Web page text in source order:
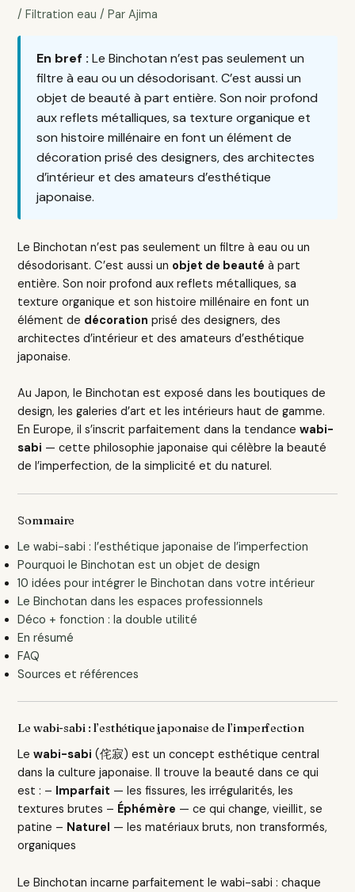
/Filtration eau / ParAjima
En bref : Le Binchotan n’est pas seulement un
filtre à eau ou un désodorisant. C’est aussi un
objet de beauté à part entière. Son noir profond
aux reflets métalliques, sa texture organique et
son histoire millénaire en font un élément de
décoration prisé des designers, des architectes
d’intérieur et des amateurs d’esthétique
japonaise.
Le Binchotan n’est pas seulement un filtre à eau ou un
désodorisant. C’est aussi un objet de beauté à part
entière. Son noir profond aux reflets métalliques, sa
texture organique et son histoire millénaire en font un
élément de décoration prisé des designers, des
architectes d’intérieur et des amateurs d’esthétique
japonaise.
Au Japon, le Binchotan est exposé dans les boutiques de
design, les galeries d’art et les intérieurs haut de gamme.
En Europe, il s’inscrit parfaitement dans la tendancewabi-
sabi — cette philosophie japonaise qui célèbre la beauté
de l’imperfection, de la simplicité et du naturel.
Sommaire
Le wabi-sabi : l’esthétique japonaise de l’imperfection
Pourquoi le Binchotan est un objet de design
10 idées pour intégrer le Binchotan dans votre intérieur
Le Binchotan dans les espaces professionnels
Déco + fonction : la double utilité
En résumé
FAQ
Sources et références
Le wabi-sabi : l’esthétique japonaise de l’imperfection
Lewabi-sabi (侘寂) est un concept esthétique central
dans la culture japonaise. Il trouve la beauté dans ce qui
est : – Imparfait — les fissures, les irrégularités, les
textures brutes – Éphémère — ce qui change, vieillit, se
patine – Naturel — les matériaux bruts, non transformés,
organiques
Le Binchotan incarne parfaitement le wabi-sabi : chaque